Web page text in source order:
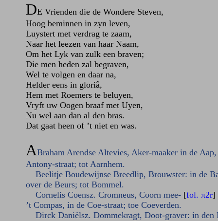
DE Vrienden die de Wondere Steven,
Hoog beminnen in zyn leven,
Luystert met verdrag te zaam,
Naar het leezen van haar Naam,
Om het Lyk van zulk een braven;
Die men heden zal begraven,
Wel te volgen en daar na,
Helder eens in gloriâ,
Hem met Roemers te beluyen,
Vryft uw Oogen braaf met Uyen,
Nu wel aan dan al den bras.
Dat gaat heen of ’t niet en was.
ABraham Arendse Altevies, Aker-maaker in de
Antony-straat; tot Aarnhem.
Beelitje Boudewijnse Breedlip, Brouwster: in de
over de Beurs; tot Bommel.
Cornelis Coensz. Cromneus, Coorn mee- [fol. π2r]
’t Compas, in de Coe-straat; toe Coeverden.
Dirck Daniëlsz. Dommekragt, Doot-graver: in den